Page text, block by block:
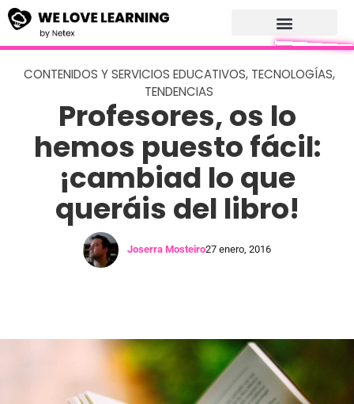
CONTENIDOS Y SERVICIOS EDUCATIVOS, TECNOLOGÍAS,
TENDENCIAS
Profesores, os lo
hemos puesto fácil:
¡cambiad lo que
queráis del libro!
Joserra Mosteiro27 enero, 2016